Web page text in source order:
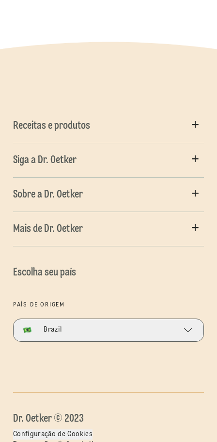
Receitas e produtos
Siga a Dr. Oetker
Sobre a Dr. Oetker
Mais de Dr. Oetker
Escolha seu país
PAÍS DE ORIGEM
Brazil
Dr. Oetker © 2023
Configuração de Cookies